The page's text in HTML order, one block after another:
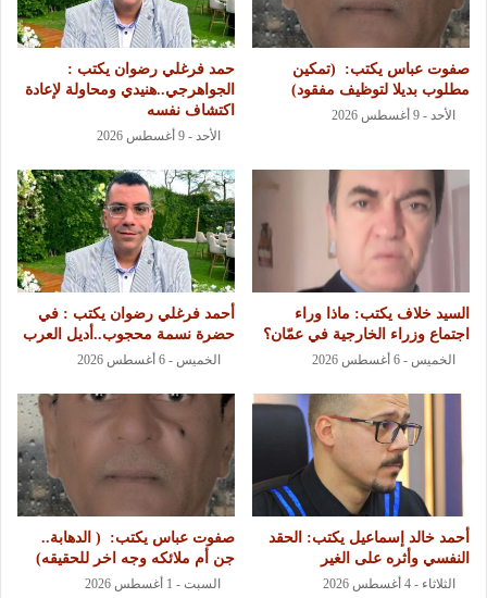
‏صفوت عباس يكتب: ‏ ‏(تمكين
مطلوب بديلا لتوظيف مفقود)
الأحد - 9 أغسطس 2026
حمد فرغلي رضوان يكتب :
الجواهرجي..هنيدي ومحاولة لإعادة
اكتشاف نفسه
الأحد - 9 أغسطس 2026
السيد خلاف يكتب: ماذا وراء
اجتماع وزراء الخارجية في عمّان؟
الخميس - 6 أغسطس 2026
أحمد فرغلي رضوان يكتب : في
حضرة نسمة محجوب..أديل العرب
الخميس - 6 أغسطس 2026
أحمد خالد إسماعيل يكتب: الحقد
النفسي وأثره على الغير
الثلاثاء - 4 أغسطس 2026
‏صفوت عباس يكتب: ‏ ‏( الدهابة..
جن أم ملائكه وجه اخر للحقيقه)
السبت - 1 أغسطس 2026